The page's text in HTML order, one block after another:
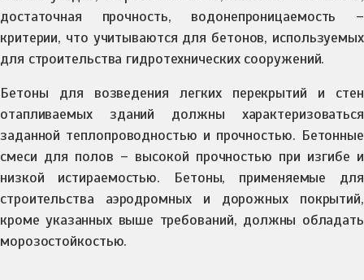
достаточная прочность, водонепроницаемость –
критерии, что учитываются для бетонов, используемых
для строительства гидротехнических сооружений.
Бетоны для возведения легких перекрытий и стен
отапливаемых зданий должны характеризоваться
заданной теплопроводностью и прочностью. Бетонные
смеси для полов – высокой прочностью при изгибе и
низкой истираемостью. Бетоны, применяемые для
строительства аэродромных и дорожных покрытий,
кроме указанных выше требований, должны обладать
морозостойкостью.